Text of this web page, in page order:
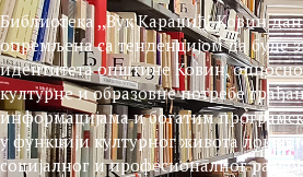
Библиотека ,,Вук Караџић" Ковин
опремљена са тенденцијом да буде
идентитета општине Ковин,
културне и образовне потребе
информацијама и богатим
у функцији културног живота
социјалног и професионалног